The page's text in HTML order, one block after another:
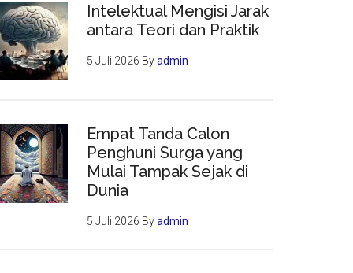
Intelektual Mengisi Jarak
antara Teori dan Praktik
5 Juli 2026 Byadmin
Empat Tanda Calon
Penghuni Surga yang
Mulai Tampak Sejak di
Dunia
5 Juli 2026 Byadmin